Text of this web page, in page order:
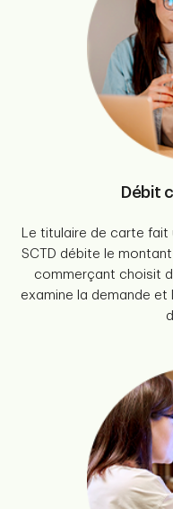
Débit
Le titulaire de carte
SCTD débite le
commerçant choisit
examine la demande